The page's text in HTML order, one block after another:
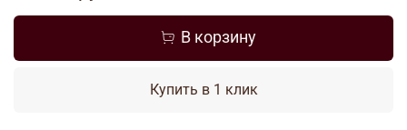
В корзину
Купить в 1 клик